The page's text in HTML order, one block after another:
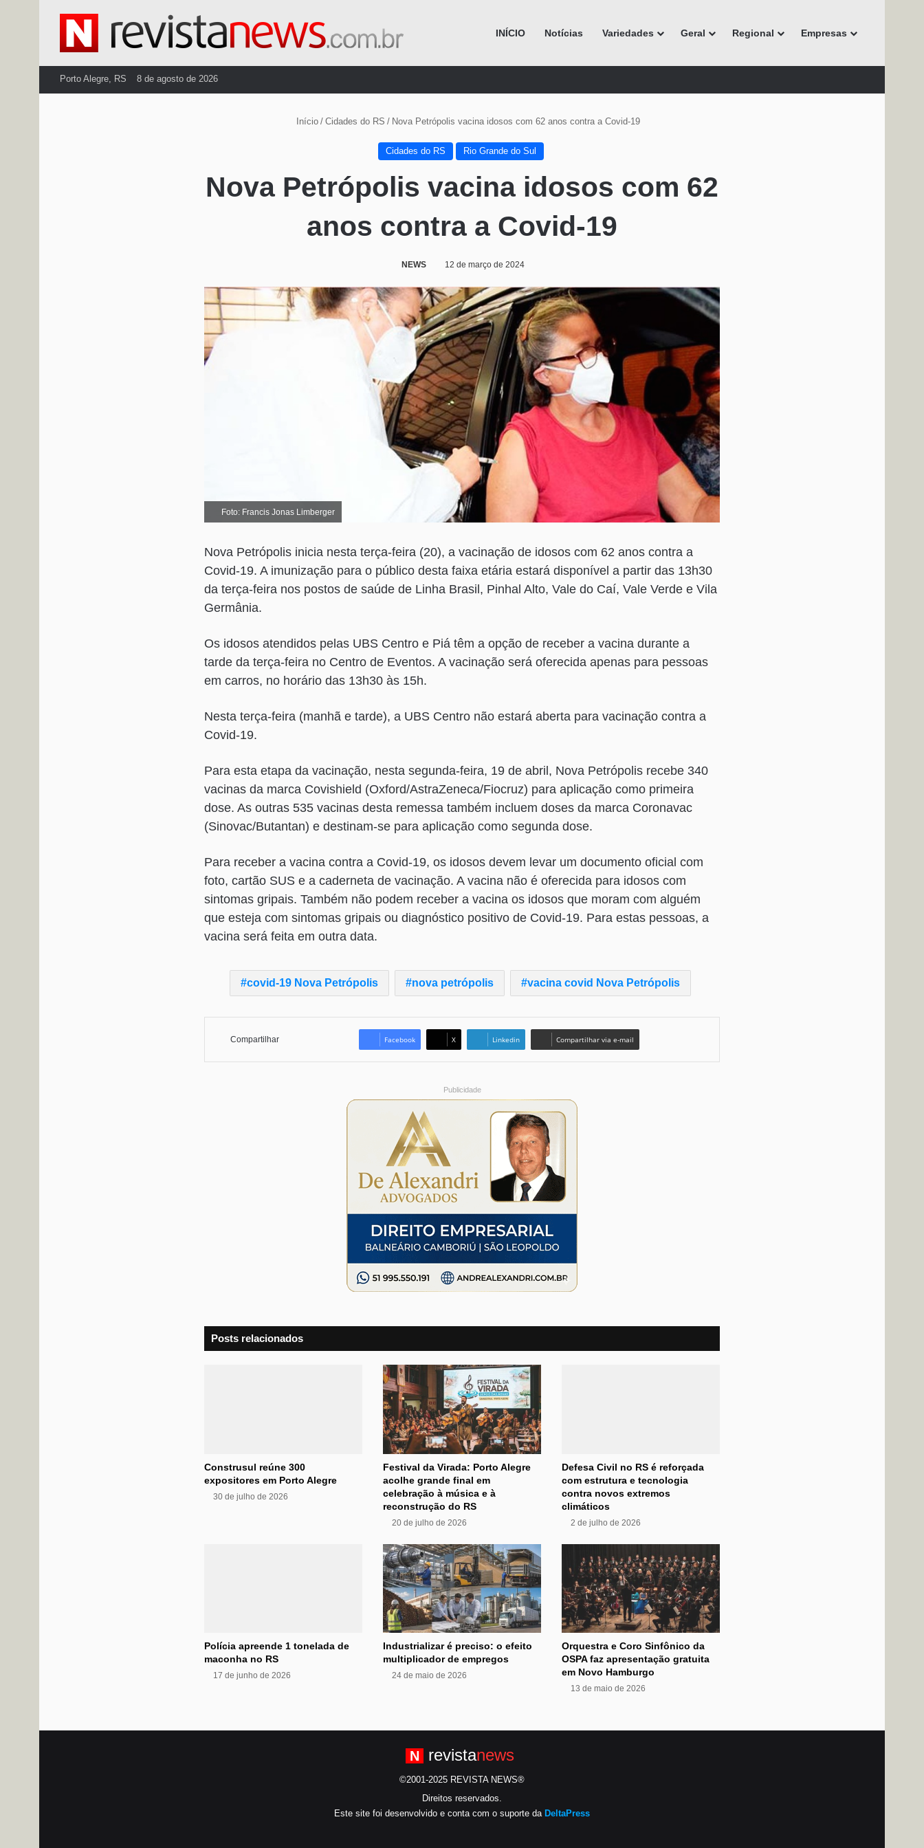
INÍCIO Notícias Variedades Geral Regional Empresas
Porto Alegre, RS 8 de agosto de 2026
Início / Cidades do RS / Nova Petrópolis vacina idosos com 62 anos contra a Covid-19
Cidades do RS Rio Grande do Sul
Nova Petrópolis vacina idosos com 62
anos contra a Covid-19
NEWS 12 de março de 2024
Foto: Francis Jonas Limberger
Nova Petrópolis inicia nesta terça-feira (20), a vacinação de idosos com 62 anos contra a
Covid-19. A imunização para o público desta faixa etária estará disponível a partir das 13h30
da terça-feira nos postos de saúde de Linha Brasil, Pinhal Alto, Vale do Caí, Vale Verde e Vila
Germânia.
Os idosos atendidos pelas UBS Centro e Piá têm a opção de receber a vacina durante a
tarde da terça-feira no Centro de Eventos. A vacinação será oferecida apenas para pessoas
em carros, no horário das 13h30 às 15h.
Nesta terça-feira (manhã e tarde), a UBS Centro não estará aberta para vacinação contra a
Covid-19.
Para esta etapa da vacinação, nesta segunda-feira, 19 de abril, Nova Petrópolis recebe 340
vacinas da marca Covishield (Oxford/AstraZeneca/Fiocruz) para aplicação como primeira
dose. As outras 535 vacinas desta remessa também incluem doses da marca Coronavac
(Sinovac/Butantan) e destinam-se para aplicação como segunda dose.
Para receber a vacina contra a Covid-19, os idosos devem levar um documento oficial com
foto, cartão SUS e a caderneta de vacinação. A vacina não é oferecida para idosos com
sintomas gripais. Também não podem receber a vacina os idosos que moram com alguém
que esteja com sintomas gripais ou diagnóstico positivo de Covid-19. Para estas pessoas, a
vacina será feita em outra data.
covid-19 Nova Petrópolis nova petrópolis vacina covid Nova Petrópolis
Compartilhar Facebook X Linkedin Compartilhar via e-mail
Publicidade
Posts relacionados
Construsul reúne 300
expositores em Porto Alegre
30 de julho de 2026
Festival da Virada: Porto Alegre
acolhe grande final em
celebração à música e à
reconstrução do RS
20 de julho de 2026
Defesa Civil no RS é reforçada
com estrutura e tecnologia
contra novos extremos
climáticos
2 de julho de 2026
Polícia apreende 1 tonelada de
maconha no RS
17 de junho de 2026
Industrializar é preciso: o efeito
multiplicador de empregos
24 de maio de 2026
Orquestra e Coro Sinfônico da
OSPA faz apresentação gratuita
em Novo Hamburgo
13 de maio de 2026
N revistanews
©2001-2025 REVISTA NEWS®
Direitos reservados.
Este site foi desenvolvido e conta com o suporte da DeltaPress